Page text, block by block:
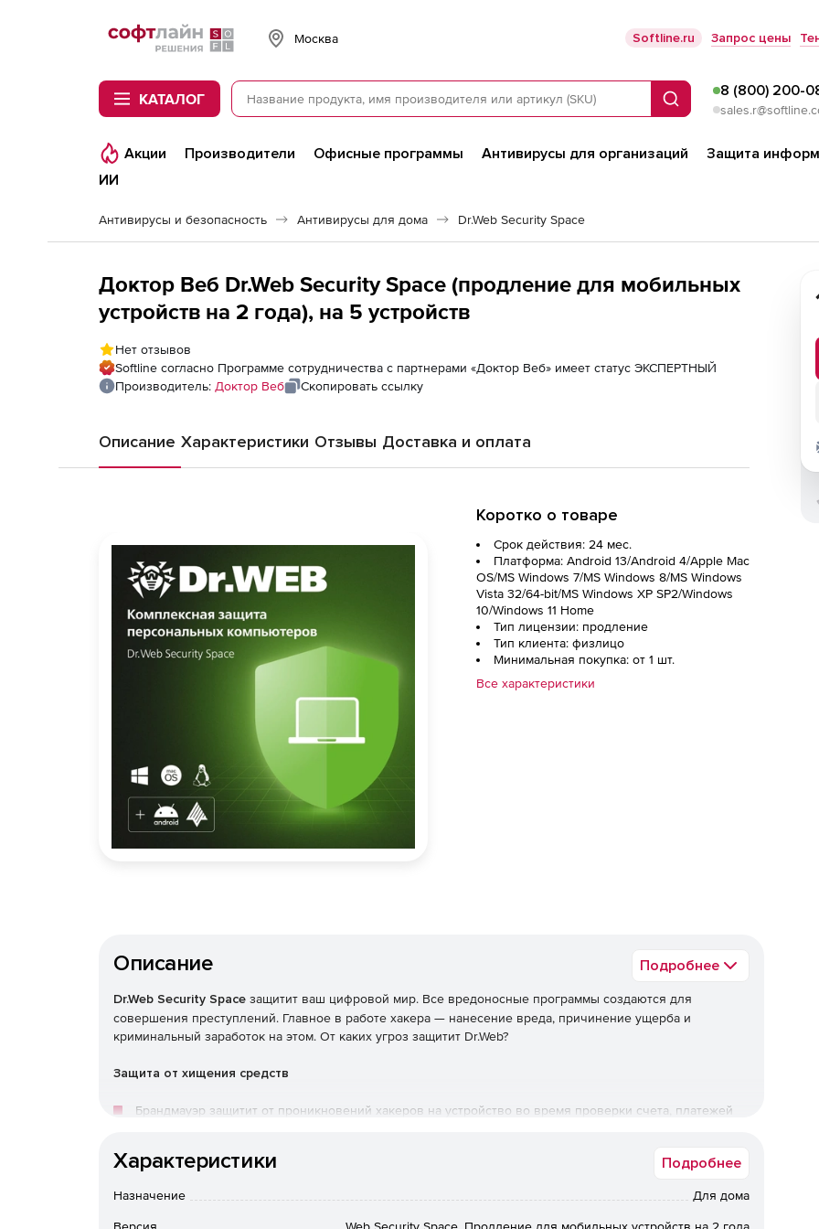
Softline
Москва Softline.ru Запрос цены
КАТАЛОГ Поиск
8 (800) 200-
Акции Производители Офисные программы Антивирусы для организаций
Защита
ИИ
Антивирусы и безопасность Антивирусы для дома Dr.Web Security Space
Доктор Веб Dr.Web Security Space (продление для мобильных
устройств на 2 года), на 5 устройств
Нет отзывов
Softline согласно Программе сотрудничества с партнерами «Доктор Веб» имеет статус ЭКСПЕРТНЫЙ
Производитель: Доктор Веб Скопировать ссылку
Описание Характеристики Отзывы Доставка и оплата
Коротко о товаре
Срок действия: 24 мес.
Платформа: Android 13/Android 4/Apple Mac
OS/MS Windows 7/MS Windows 8/MS Windows
Vista 32/64-bit/MS Windows XP SP2/Windows
10/Windows 11 Home
Тип лицензии: продление
Тип клиента: физлицо
Минимальная покупка: от 1 шт.
Все характеристики
Описание Подробнее
Dr.Web Security Space защитит ваш цифровой мир. Все вредоносные программы создаются для
совершения преступлений. Главное в работе хакера — нанесение вреда, причинение ущерба и
криминальный заработок на этом. От каких угроз защитит Dr.Web?
Защита от хищения средств
Брандмауэр защитит от проникновений хакеров на устройство во время проверки счета, платежей
Превентивная защита пресечет попытки банковских троянцев и программ-вымогателей запуститься
Характеристики Подробнее
Назначение Для дома